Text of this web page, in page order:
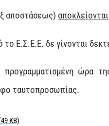
αποστάσεως) αποκλείονται
Ε.Σ.Ε.Ε. δε γίνονται
ώρα
ταυτοπροσωπίας.
KB)